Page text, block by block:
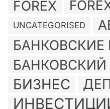
FOREX
UNCATEGORISED
БИЗНЕС